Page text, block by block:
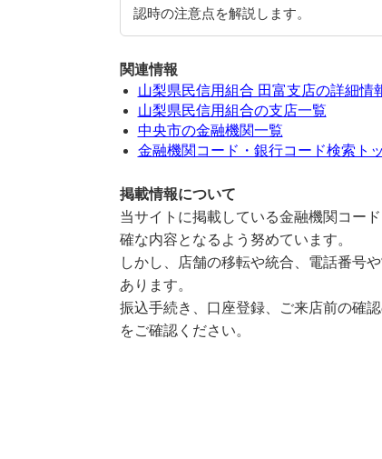
認時の注意点を解説します。
関連情報
山梨県民信用組合 田富支店の詳細情
山梨県民信用組合の支店一覧
中央市の金融機関一覧
金融機関コード・銀行コード検索ト
掲載情報について
当サイトに掲載している金融機関コー
確な内容となるよう努めています。
しかし、店舗の移転や統合、電話番号
あります。
振込手続き、口座登録、ご来店前の確
をご確認ください。